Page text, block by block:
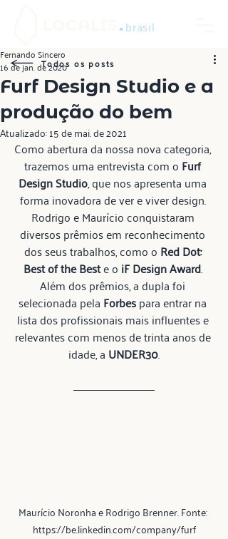
.brasil
Furf Design Studio e a
produção do bem
Fernando Sincero
16 de jan. de 2020
Atualizado:15 de mai. de 2021
Como abertura da nossa nova categoria,
trazemos uma entrevista com o Furf
Design Studio, que nos apresenta uma
forma inovadora de ver e viver design.
Rodrigo e Maurício conquistaram
diversos prêmios em reconhecimento
dos seus trabalhos, como o Red Dot:
Best of the Best e o iF Design Award.
Além dos prêmios, a dupla foi
selecionada pela Forbes para entrar na
lista dos profissionais mais influentes e
relevantes com menos de trinta anos de
idade, a UNDER30.
Maurício Noronha e Rodrigo Brenner. Fonte:
https://be.linkedin.com/company/furf
Todos os posts